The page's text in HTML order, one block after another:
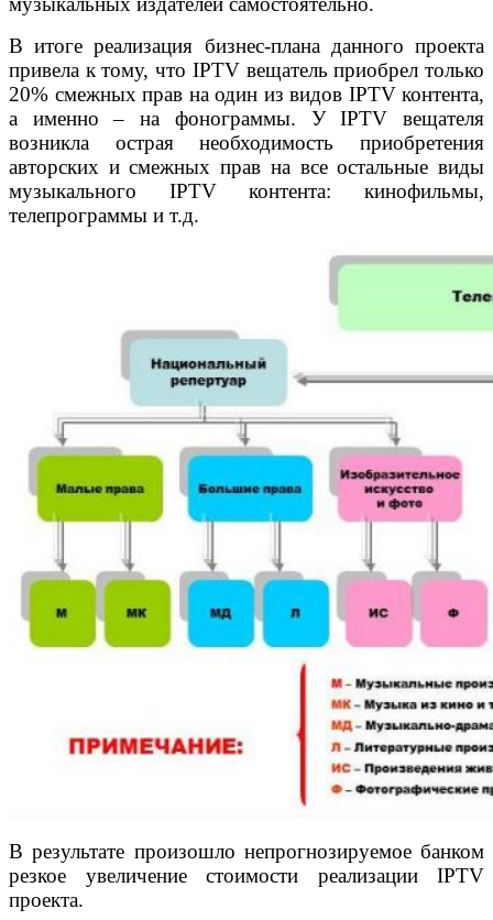
В итоге реализация бизнес-плана данного проекта
привела к тому, что IPTV вещатель приобрел только
20% смежных прав на один из видов IPTV контента,
а именно – на фонограммы. У IPTV вещателя
возникла острая необходимость приобретения
авторских и смежных прав на все остальные виды
музыкального IPTV контента: кинофильмы,
телепрограммы и т.д.
В результате произошло непрогнозируемое банком
резкое увеличение стоимости реализации IPTV
проекта.